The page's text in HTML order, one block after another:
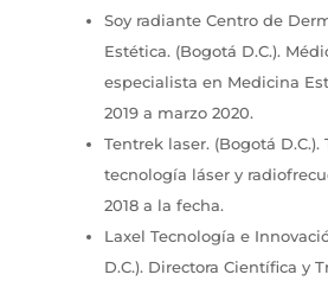
Soy radiante Centro de
Estética. (Bogotá D.C.).
especialista en Medicina
2019 a marzo 2020.
Tentrek laser. (Bogotá D.C.).
tecnología láser y
2018 a la fecha.
Laxel Tecnología e
D.C.). Directora Científica y